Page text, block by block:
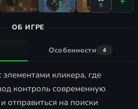
6
ОБ ИГРЕ
Особенности 4
кликера, где
контроль современную
отправиться на поиски